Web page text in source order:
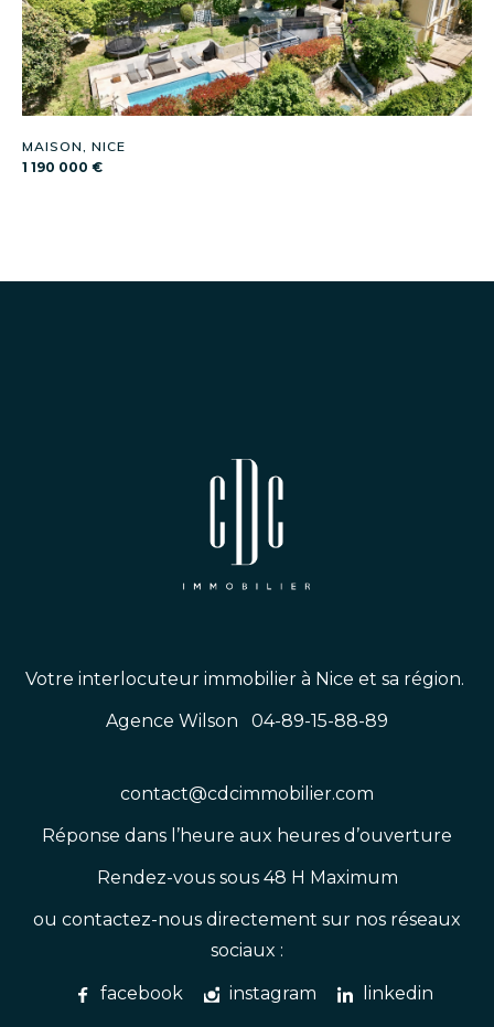
MAISON, NICE
1 190 000 €
Votre interlocuteur immobilier à Nice et sa région.
Agence Wilson 04-89-15-88-89
contact@cdcimmobilier.com
Réponse dans l’heure aux heures d’ouverture
Rendez-vous sous 48 H Maximum
ou contactez-nous directement sur nos réseaux
sociaux :
facebook instagram linkedin